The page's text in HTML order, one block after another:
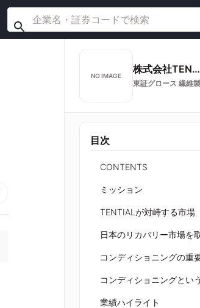
NO IMAGE
株式会社TENTIAL
東証グロース 繊維
目次
CONTENTS
ミッション
TENTIALが対峙する市場
日本のリカバリー市場を
コンディショニングの重
業績ハイライト